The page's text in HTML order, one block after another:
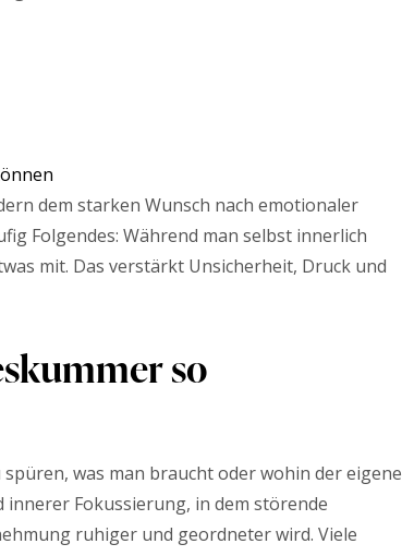
dem starken Wunsch nach emotionaler
Folgendes: Während man selbst innerlich
mit. Das verstärkt Unsicherheit, Druck und
so
was man braucht oder wohin der eigene
Fokussierung, in dem störende
ruhiger und geordneter wird. Viele